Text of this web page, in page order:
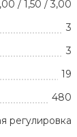
/ 1,50 / 3,00
3
3
19
480
регулировка